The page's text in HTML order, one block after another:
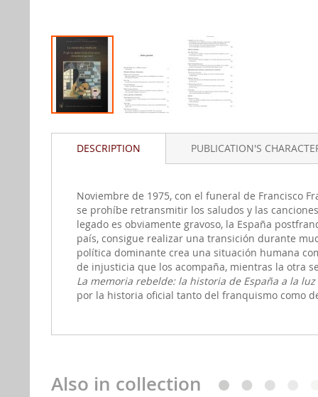
to
images
gallery
DESCRIPTION
Noviembre de 1975, con el funeral de Francisco
se prohíbe retransmitir los saludos y las
legado es obviamente gravoso, la España
país, consigue realizar una transición durante
política dominante crea una situación humana
de injusticia que los acompaña, mientras la otra
La memoria rebelde: la historia de España a la
por la historia oficial tanto del franquismo como
PUBLICATION'S
Also in collection